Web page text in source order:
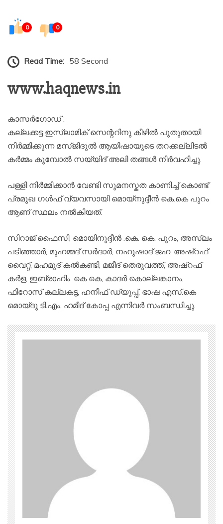
0 0
Read Time: 58 Second
www.haqnews.in
കാസർഗോഡ് :
കല്ലക്കട്ട ഇസ്ലാമിക് സെന്ററിനു കീഴിൽ പുതുതായി
നിർമ്മിക്കുന്ന മസ്ജിദുൽ ആയിഷായുടെ തറക്കല്ലിടൽ
കർമ്മം കുമ്പോൽ സയ്യിദ് അലി തങ്ങൾ നിർവഹിച്ചു.
പള്ളി നിർമ്മിക്കാൻ വേണ്ടി സുമനസ്കത കാണിച്ച് കൊണ്ട്
പ്രമുഖ ഗൾഫ് വ്യവസായി മൊയ്‌നുദ്ദീൻ കെ.കെ പുറം
ആണ് സ്ഥലം നൽകിയത്.
സിറാജ് ഫൈസി, മൊയിനുദ്ദീൻ .കെ. കെ. പുറം, അസ്‌ലം
പടിഞ്ഞാർ, മുഹമ്മദ് സർദാർ, നഹുഷാദ് ജഹ, അഷ്‌റഫ്‌
വൈറ്റ്, മഹമൂദ് കൽകണ്ടി, മജീദ് തെരുവത്ത്, അഷ്‌റഫ്‌
കർള, ഇബ്രാഹിം. കെ കെ, കാദർ കൊല്ലങ്കാനം,
ഫിറോസ് കല്ലകട്ട, ഹനീഫ് ഡ്യൂപ്പ്, ഭാഷ എസ്.കെ
മൊയ്‌ദു ടി.എം, ഹമീദ് കോപ്പ എന്നിവർ സംബന്ധിച്ചു.